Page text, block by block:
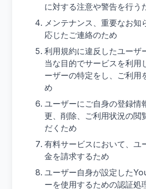
に対する注意や警告を行う
メンテナンス、重要なお知
応じたご連絡のため
利用規約に違反したユーザ
当な目的でサービスを利用
ーザーの特定をし、ご利用
め
ユーザーにご自身の登録情
更、削除、ご利用状況の閲
だくため
有料サービスにおいて、ユ
金を請求するため
ユーザー自身が設定した
ーを使用するための認証処